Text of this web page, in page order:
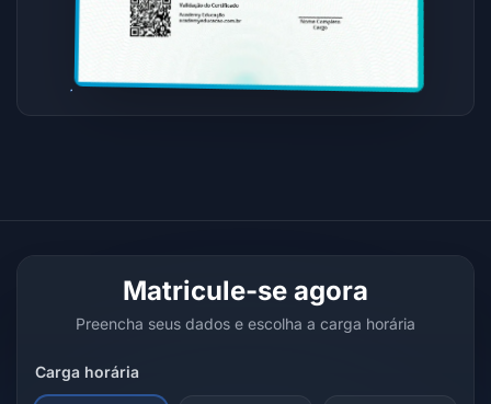
Matricule-se agora
Preencha seus dados e escolha a carga horária
Carga horária